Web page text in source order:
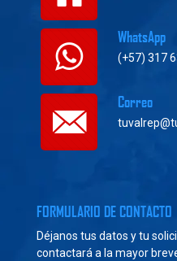
WhatsApp
(+57) 317
Correo
FORMULARIO DE CONTACTO
Déjanos tus datos y tu
contactará a la mayor